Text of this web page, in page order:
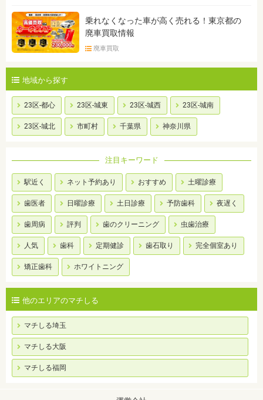
乗れなくなった車が高く売れる！東京都の
廃車買取情報
廃車買取
地域から探す
23区-都心 23区-城東 23区-城西 23区-城南
23区-城北 市町村 千葉県 神奈川県
注目キーワード
駅近く ネット予約あり おすすめ 土曜診療
歯医者 日曜診療 土日診療 予防歯科 夜遅く
歯周病 評判 歯のクリーニング 虫歯治療
人気 歯科 定期健診 歯石取り 完全個室あり
矯正歯科 ホワイトニング
他のエリアのマチしる
マチしる埼玉
マチしる大阪
マチしる福岡